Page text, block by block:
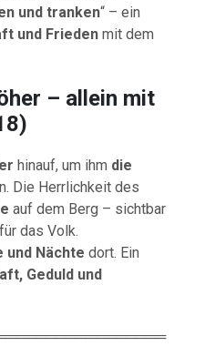
und tranken“ – ein
und Frieden mit dem
– allein mit
hinauf, um ihm die
Die Herrlichkeit des
auf dem Berg – sichtbar
das Volk.
und Nächte dort. Ein
Geduld und